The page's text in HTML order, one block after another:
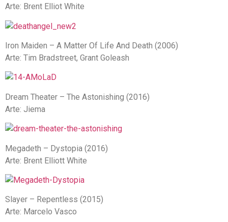
Arte: Brent Elliot White
Iron Maiden – A Matter Of Life And Death (2006)
Arte: Tim Bradstreet, Grant Goleash
Dream Theater – The Astonishing (2016)
Arte: Jiema
Megadeth – Dystopia (2016)
Arte: Brent Elliott White
Slayer – Repentless (2015)
Arte: Marcelo Vasco